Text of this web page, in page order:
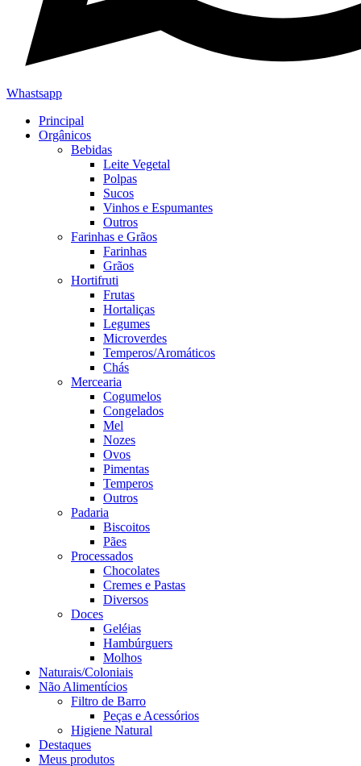
Whastsapp
Principal
Orgânicos
Bebidas
Leite Vegetal
Polpas
Sucos
Vinhos e Espumantes
Outros
Farinhas e Grãos
Farinhas
Grãos
Hortifruti
Frutas
Hortaliças
Legumes
Microverdes
Temperos/Aromáticos
Chás
Mercearia
Cogumelos
Congelados
Mel
Nozes
Ovos
Pimentas
Temperos
Outros
Padaria
Biscoitos
Pães
Processados
Chocolates
Cremes e Pastas
Diversos
Doces
Geléias
Hambúrguers
Molhos
Naturais/Coloniais
Não Alimentícios
Filtro de Barro
Peças e Acessórios
Higiene Natural
Destaques
Meus produtos